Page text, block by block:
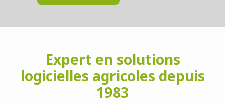
Expert en solutions
logicielles agricoles depuis
1983